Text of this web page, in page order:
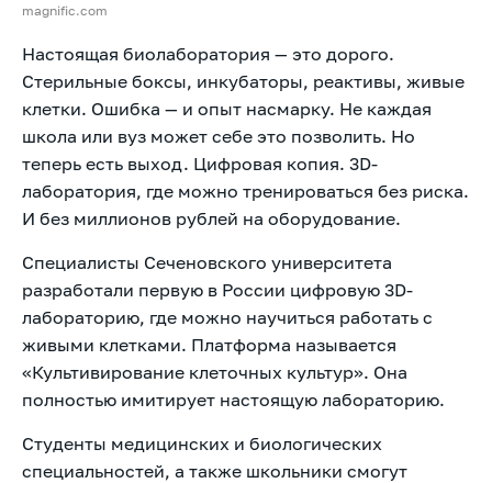
magnific.com
Настоящая биолаборатория — это дорого.
Стерильные боксы, инкубаторы, реактивы, живые
клетки. Ошибка — и опыт насмарку. Не каждая
школа или вуз может себе это позволить. Но
теперь есть выход. Цифровая копия. 3D-
лаборатория, где можно тренироваться без риска.
И без миллионов рублей на оборудование.
Специалисты Сеченовского университета
разработали первую в России цифровую 3D-
лабораторию, где можно научиться работать с
живыми клетками. Платформа называется
«Культивирование клеточных культур». Она
полностью имитирует настоящую лабораторию.
Студенты медицинских и биологических
специальностей, а также школьники смогут